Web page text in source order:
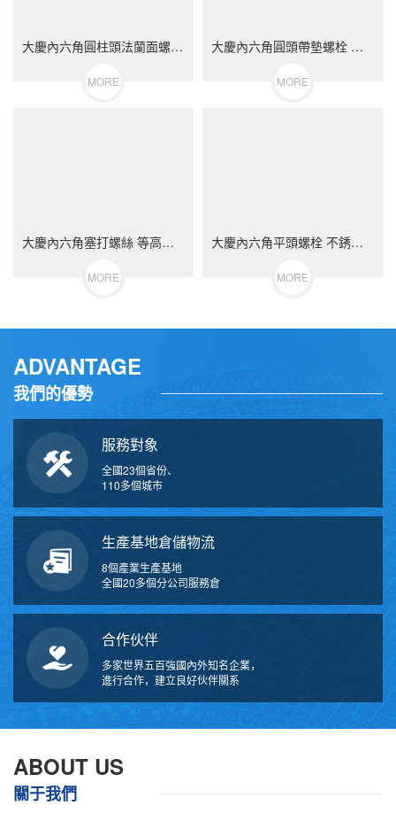
大慶內六角圓柱頭法蘭面螺栓 不銹鋼（304/316）碳鋼 合金鋼
MORE
大慶內六角圓頭帶墊螺栓 不銹鋼（304/316）碳鋼 合金鋼
MORE
大慶內六角塞打螺絲 等高限位螺栓 不銹鋼（304/316）碳鋼 合金鋼
MORE
大慶內六角平頭螺栓 不銹鋼（304/316）碳鋼 合金鋼
MORE
ADVANTAGE
我們的優勢
服務對象
全國23個省份、
110多個城市
生產基地倉儲物流
8個產業生產基地
全國20多個分公司服務倉
合作伙伴
多家世界五百強國內外知名企業，
進行合作，建立良好伙伴關系
ABOUT US
關于我們